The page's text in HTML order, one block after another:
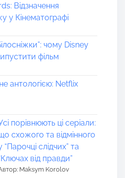
Відзначення
у Кінематографі
чому Disney
фільм
антологією: Netflix
порівнюють ці серіали:
схожого та відмінного
“Парочці слідчих” та
від правди”
Maksym Korolov